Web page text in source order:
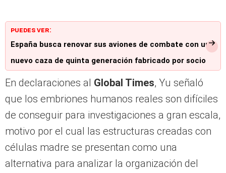
PUEDES VER:
España busca renovar sus aviones de combate con un
nuevo caza de quinta generación fabricado por socio
europeo: rival del F-35 de EE. UU.
En declaraciones al Global Times, Yu señaló
que los embriones humanos reales son difíciles
de conseguir para investigaciones a gran escala,
motivo por el cual las estructuras creadas con
células madre se presentan como una
alternativa para analizar la organización del